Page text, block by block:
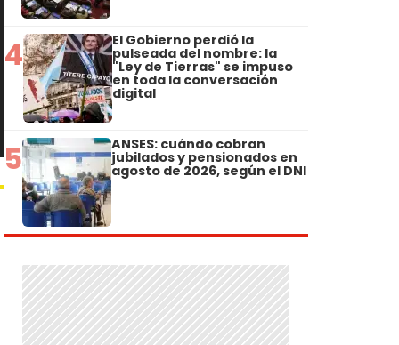
4 El Gobierno perdió la
pulseada del nombre: la
"Ley de Tierras" se impuso
en toda la conversación
digital
5 ANSES: cuándo cobran
jubilados y pensionados en
agosto de 2026, según el DNI